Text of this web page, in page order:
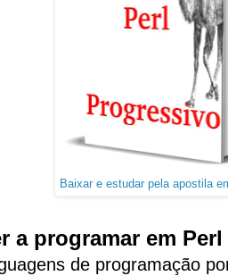
Baixar e estudar pela apostila
a programar em Perl
de programação